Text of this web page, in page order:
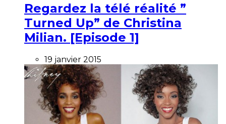
Regardez la télé réalité ”
Turned Up” de Christina
Milian. [Episode 1]
19 janvier 2015